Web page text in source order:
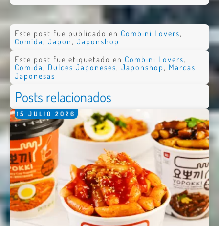
Este post fue publicado en Combini Lovers,
Comida , Japon , Japonshop
Este post fue etiquetado en Combini Lovers,
Comida , Dulces Japoneses, Japonshop , Marcas
Japonesas
Posts relacionados
15 JULIO 2026